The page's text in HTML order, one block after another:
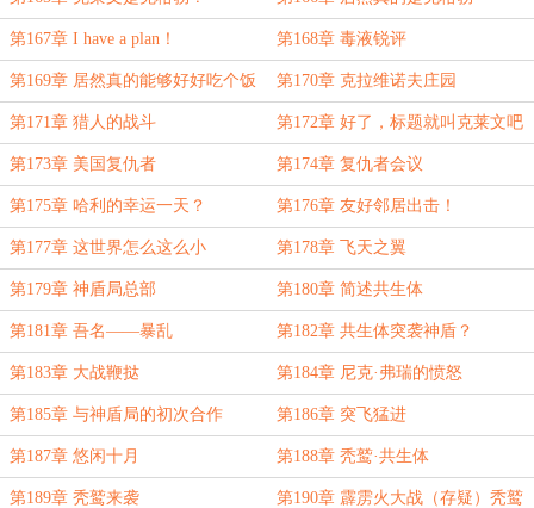
第167章 I have a plan！ 第168章 毒液锐评
第169章 居然真的能够好好吃个饭 第170章 克拉维诺夫庄园
第171章 猎人的战斗 第172章 好了，标题就叫克莱文吧
第173章 美国复仇者 第174章 复仇者会议
第175章 哈利的幸运一天？ 第176章 友好邻居出击！
第177章 这世界怎么这么小 第178章 飞天之翼
第179章 神盾局总部 第180章 简述共生体
第181章 吾名——暴乱 第182章 共生体突袭神盾？
第183章 大战鞭挞 第184章 尼克·弗瑞的愤怒
第185章 与神盾局的初次合作 第186章 突飞猛进
第187章 悠闲十月 第188章 秃鹫·共生体
第189章 秃鹫来袭 第190章 霹雳火大战（存疑）秃鹫